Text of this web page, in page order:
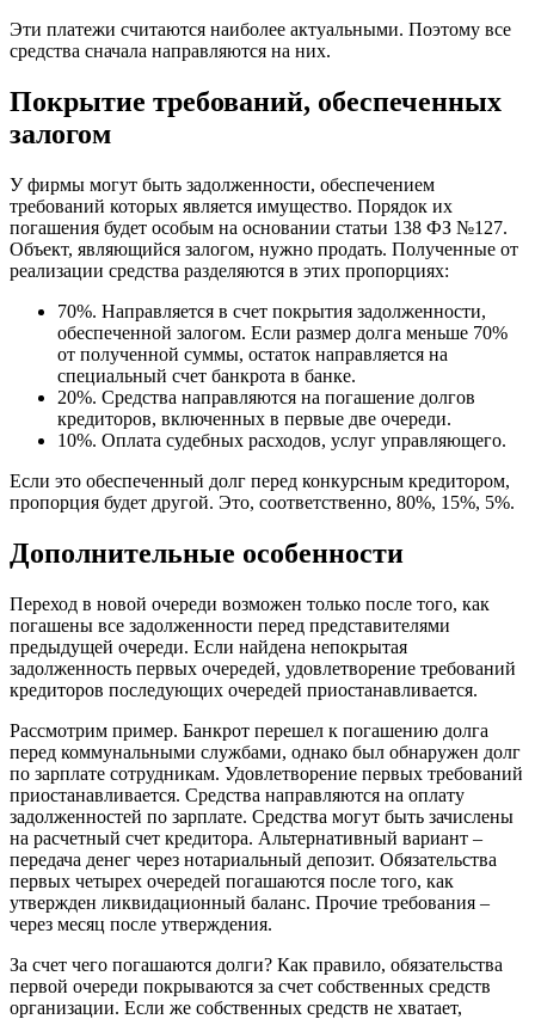
Эти платежи считаются наиболее актуальными. Поэтому все
средства сначала направляются на них.
Покрытие требований, обеспеченных
залогом
У фирмы могут быть задолженности, обеспечением
требований которых является имущество. Порядок их
погашения будет особым на основании статьи 138 ФЗ №127.
Объект, являющийся залогом, нужно продать. Полученные от
реализации средства разделяются в этих пропорциях:
70%. Направляется в счет покрытия задолженности,
обеспеченной залогом. Если размер долга меньше 70%
от полученной суммы, остаток направляется на
специальный счет банкрота в банке.
20%. Средства направляются на погашение долгов
кредиторов, включенных в первые две очереди.
10%. Оплата судебных расходов, услуг управляющего.
Если это обеспеченный долг перед конкурсным кредитором,
пропорция будет другой. Это, соответственно, 80%, 15%, 5%.
Дополнительные особенности
Переход в новой очереди возможен только после того, как
погашены все задолженности перед представителями
предыдущей очереди. Если найдена непокрытая
задолженность первых очередей, удовлетворение требований
кредиторов последующих очередей приостанавливается.
Рассмотрим пример. Банкрот перешел к погашению долга
перед коммунальными службами, однако был обнаружен долг
по зарплате сотрудникам. Удовлетворение первых требований
приостанавливается. Средства направляются на оплату
задолженностей по зарплате. Средства могут быть зачислены
на расчетный счет кредитора. Альтернативный вариант –
передача денег через нотариальный депозит. Обязательства
первых четырех очередей погашаются после того, как
утвержден ликвидационный баланс. Прочие требования –
через месяц после утверждения.
За счет чего погашаются долги? Как правило, обязательства
первой очереди покрываются за счет собственных средств
организации. Если же собственных средств не хватает,